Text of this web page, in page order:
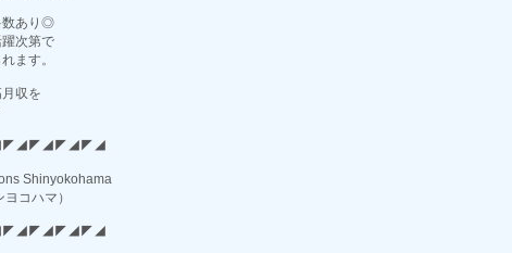
数あり◎
次第で
ます。
収を
Shinyokohama
コハマ）